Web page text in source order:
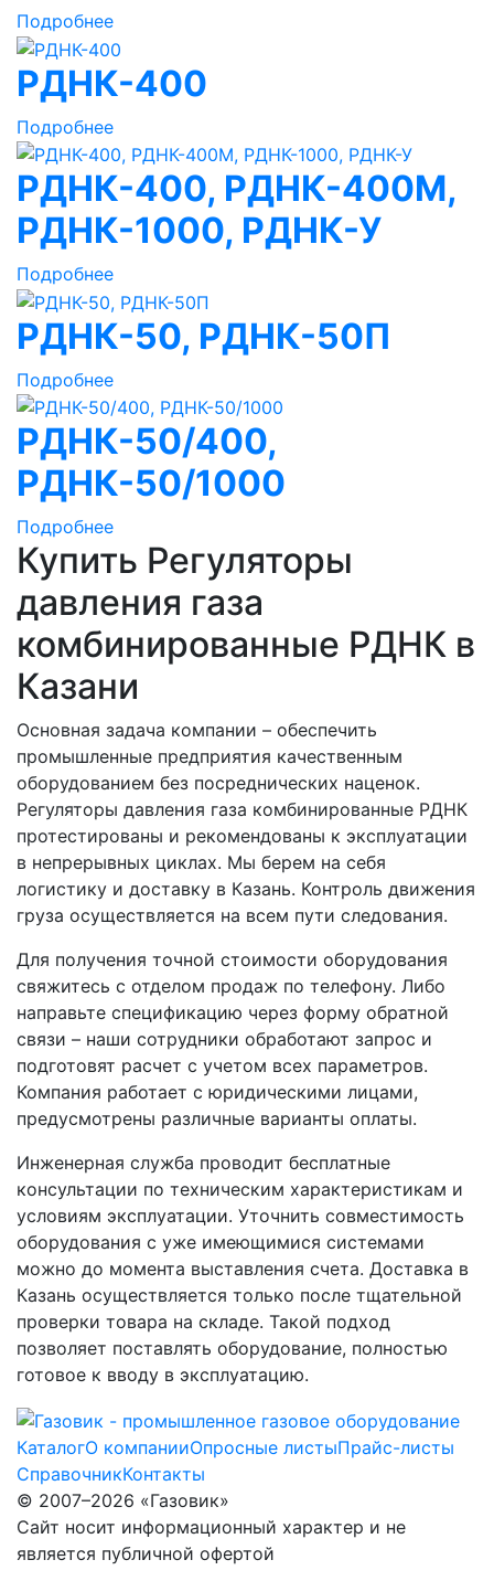
Подробнее
РДНК-400
Подробнее
РДНК-400, РДНК-400М,
РДНК-1000, РДНК-У
Подробнее
РДНК-50, РДНК-50П
Подробнее
РДНК-50/400,
РДНК-50/1000
Подробнее
Купить Регуляторы
давления газа
комбинированные РДНК в
Казани
Основная задача компании – обеспечить
промышленные предприятия качественным
оборудованием без посреднических наценок.
Регуляторы давления газа комбинированные РДНК
протестированы и рекомендованы к эксплуатации
в непрерывных циклах. Мы берем на себя
логистику и доставку в Казань. Контроль движения
груза осуществляется на всем пути следования.
Для получения точной стоимости оборудования
свяжитесь с отделом продаж по телефону. Либо
направьте спецификацию через форму обратной
связи – наши сотрудники обработают запрос и
подготовят расчет с учетом всех параметров.
Компания работает с юридическими лицами,
предусмотрены различные варианты оплаты.
Инженерная служба проводит бесплатные
консультации по техническим характеристикам и
условиям эксплуатации. Уточнить совместимость
оборудования с уже имеющимися системами
можно до момента выставления счета. Доставка в
Казань осуществляется только после тщательной
проверки товара на складе. Такой подход
позволяет поставлять оборудование, полностью
готовое к вводу в эксплуатацию.
КаталогО компанииОпросные листыПрайс-листы
СправочникКонтакты
© 2007–2026 «Газовик»
Сайт носит информационный характер и не
является публичной офертой